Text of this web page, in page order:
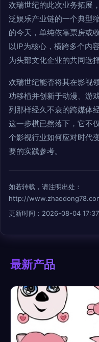
欢瑞世纪的此次业务拓展
泛娱乐产业链的一个典型
的今天，单纯依靠票房或
以IP为核心，横跨多个内
为头部文化企业的共同选择
欢瑞世纪能否将其在影视
功移植并创新于动漫、游
列那样经久不衰的跨媒体
这一步棋已然落下，它不
个影视行业如何应对时代
要的实践参考。
如若转载，请注明出处：
http://
更新时间：2026-08-04
最新产品